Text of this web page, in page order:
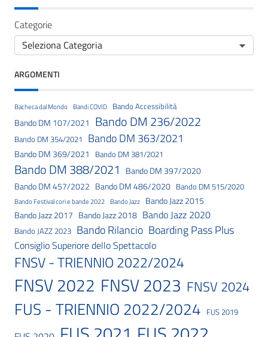
Categorie
ARGOMENTI
Bacheca dal Mondo Bandi COVID Bando Accessibilità
Bando DM 107/2021 Bando DM 236/2022
Bando DM 354/2021 Bando DM 363/2021
Bando DM 369/2021 Bando DM 381/2021
Bando DM 388/2021 Bando DM 397/2020
Bando DM 457/2022 Bando DM 486/2020 Bando DM 515/2020
Bando Festival cori e bande 2022 Bando Jazz
Bando Jazz 2015
Bando Jazz 2017 Bando Jazz 2018 Bando Jazz 2020
Bando JAZZ 2023 Bando Rilancio Boarding Pass Plus
Consiglio Superiore dello Spettacolo
FNSV - TRIENNIO 2022/2024
FNSV 2022 FNSV 2023 FNSV 2024
FUS - TRIENNIO 2022/2024 FUS 2019